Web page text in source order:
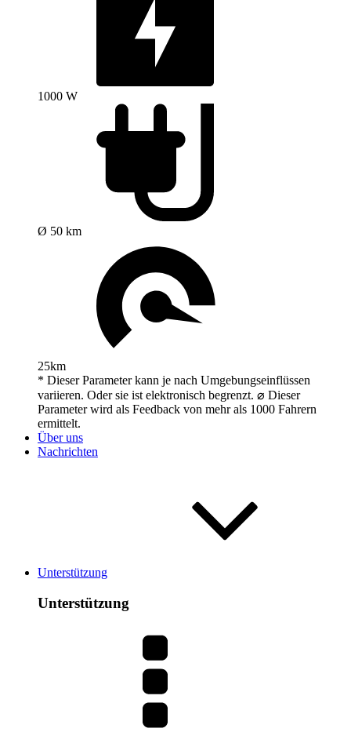
1000 W
Ø 50 km
25km
* Dieser Parameter kann je nach Umgebungseinflüssen
variieren. Oder sie ist elektronisch begrenzt. ⌀ Dieser
Parameter wird als Feedback von mehr als 1000 Fahrern
ermittelt.
Über uns
Nachrichten
Unterstützung
Unterstützung